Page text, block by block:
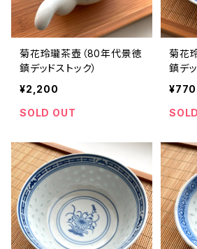
菊花玲瓏茶壺（80年代景徳
鎮デッドストック）
¥2,200
SOLD OUT
菊花
鎮デッ
¥770